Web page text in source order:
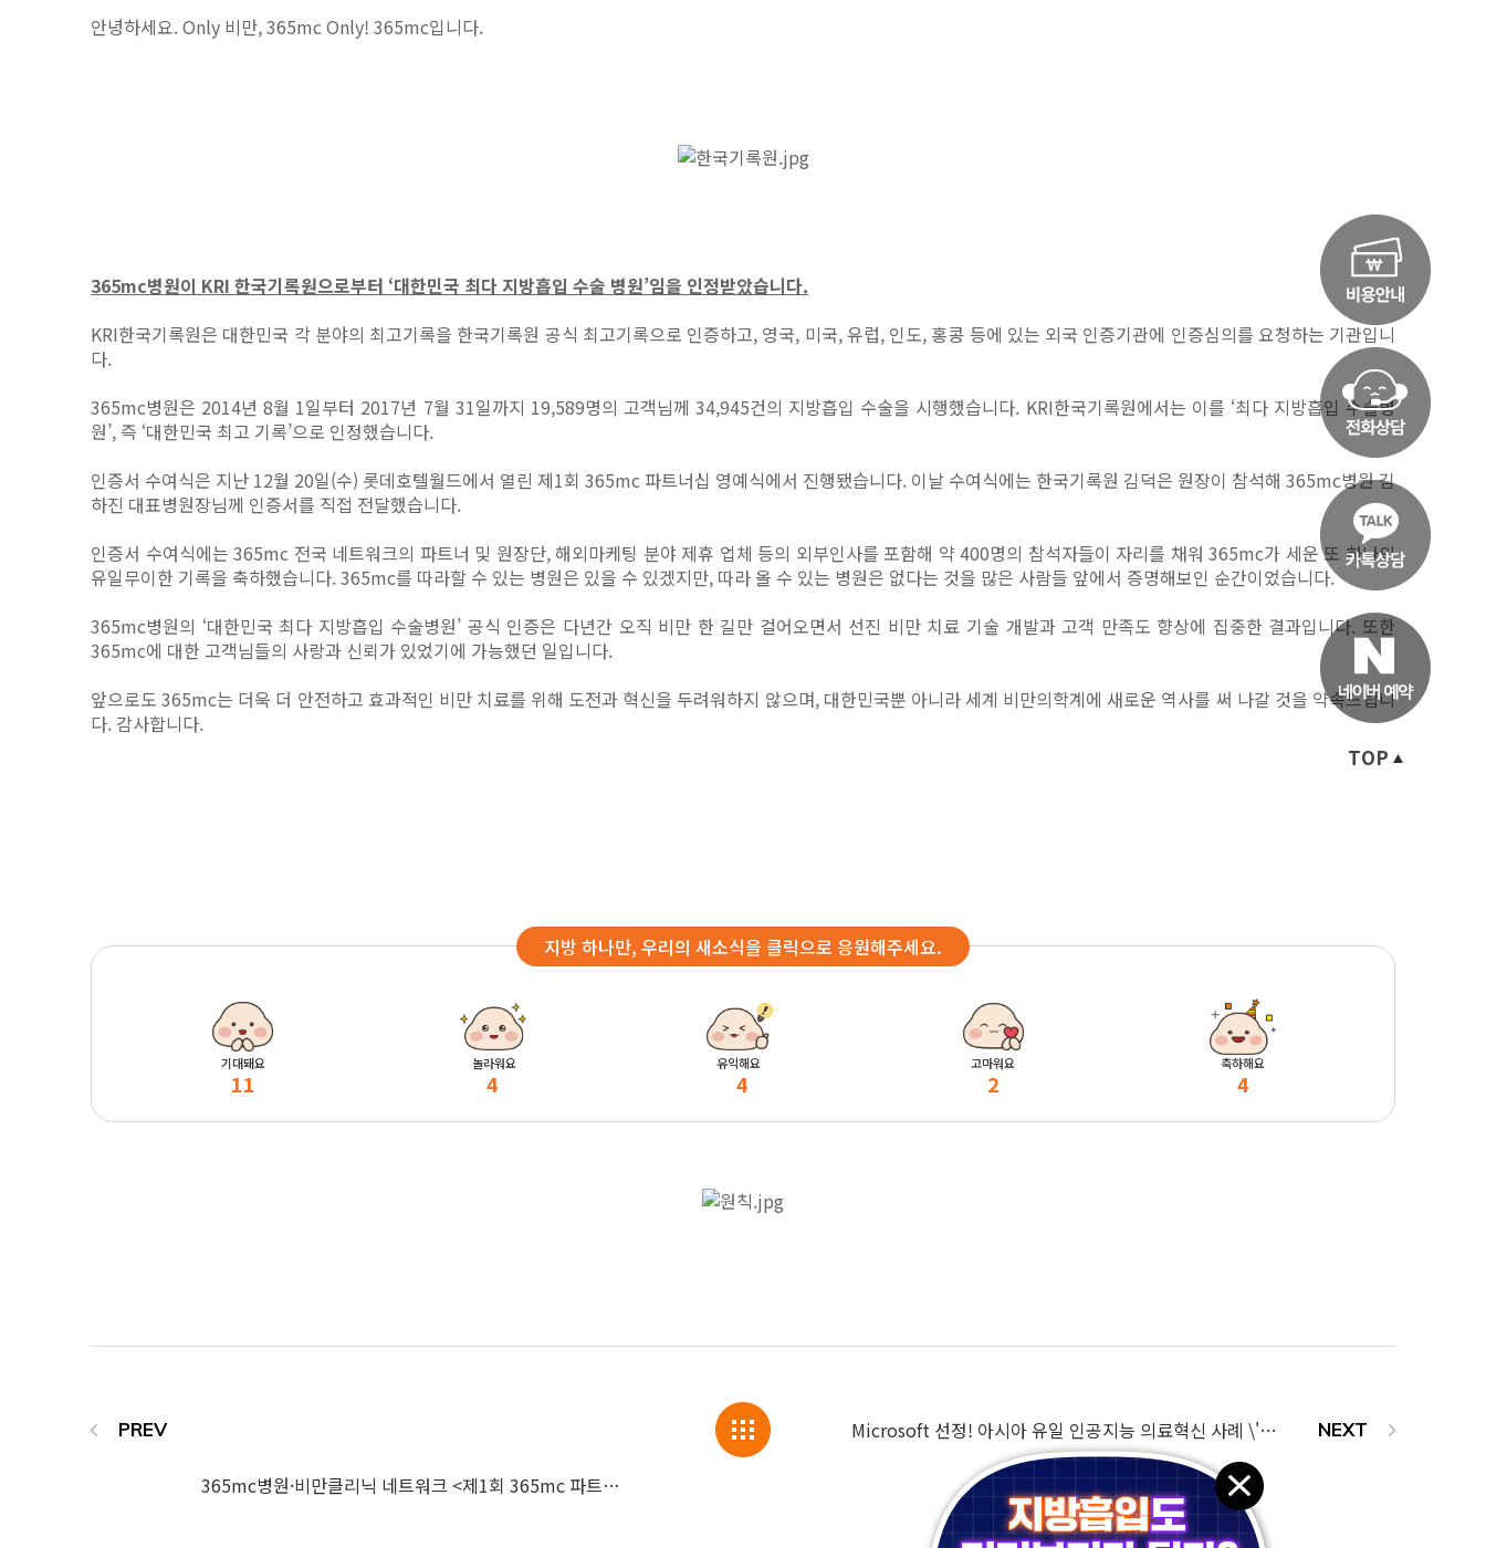
안녕하세요. Only 비만, 365mc Only! 365mc입니다.
365mc병원이 KRI 한국기록원으로부터 ‘대한민국 최다 지방흡입 수술 병원’임을 인정받았습니다.
KRI한국기록원은 대한민국 각 분야의 최고기록을 한국기록원 공식 최고기록으로 인증하고, 영국, 미국, 유럽, 인도, 홍콩 등에 있는 외국 인증기관에 인증심의를 요청하는 기관입니
다.
365mc병원은 2014년 8월 1일부터 2017년 7월 31일까지 19,589명의 고객님께 34,945건의 지방흡입 수술을 시행했습니다. KRI한국기록원에서는 이를 ‘최다 지방흡입 수술병
원’, 즉 ‘대한민국 최고 기록’으로 인정했습니다.
인증서 수여식은 지난 12월 20일(수) 롯데호텔월드에서 열린 제1회 365mc 파트너십 영예식에서 진행됐습니다. 이날 수여식에는 한국기록원 김덕은 원장이 참석해 365mc병원 김
하진 대표병원장님께 인증서를 직접 전달했습니다.
인증서 수여식에는 365mc 전국 네트워크의 파트너 및 원장단, 해외마케팅 분야 제휴 업체 등의 외부인사를 포함해 약 400명의 참석자들이 자리를 채워 365mc가 세운 또 하나의
유일무이한 기록을 축하했습니다. 365mc를 따라할 수 있는 병원은 있을 수 있겠지만, 따라 올 수 있는 병원은 없다는 것을 많은 사람들 앞에서 증명해보인 순간이었습니다.
365mc병원의 ‘대한민국 최다 지방흡입 수술병원’ 공식 인증은 다년간 오직 비만 한 길만 걸어오면서 선진 비만 치료 기술 개발과 고객 만족도 향상에 집중한 결과입니다. 또한
365mc에 대한 고객님들의 사랑과 신뢰가 있었기에 가능했던 일입니다.
앞으로도 365mc는 더욱 더 안전하고 효과적인 비만 치료를 위해 도전과 혁신을 두려워하지 않으며, 대한민국뿐 아니라 세계 비만의학계에 새로운 역사를 써 나갈 것을 약속드립니
다. 감사합니다.
지방 하나만, 우리의 새소식을 클릭으로 응원해주세요.
기대돼요
11
놀라워요
4
유익해요
4
고마워요
2
축하해요
4
365mc병원·비만클리닉 네트워크 <제1회 365mc 파트너십 영예식> 개최
Microsoft 선정! 아시아 유일 인공지능 의료혁신 사례 \'인공지능 지방흡입\'
TOP